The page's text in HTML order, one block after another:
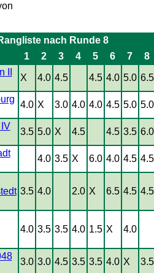
nach Runde 8
1 2 3 4 5 6 7 8
II
X 4.0 4.5 4.5 4.0 5.0 6.5
4.0 X 3.0 4.0 4.0 4.5 5.0 5.0
3.5 5.0 X 4.5 4.5 3.5 6.0
4.0 3.5 X 6.0 4.0 4.5 4.5
3.5 4.0 2.0 X 6.5 4.5 4.5
4.0 3.5 3.5 4.0 1.5 X 4.0
3.0 3.0 4.5 3.5 3.5 4.0 X 3.5